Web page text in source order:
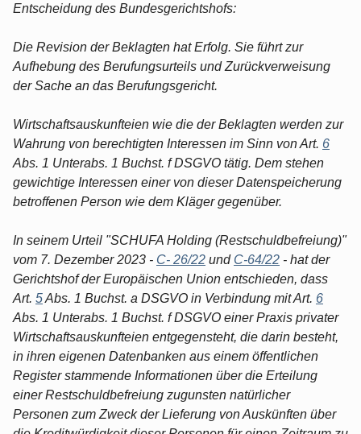
Entscheidung des Bundesgerichtshofs:
Die Revision der Beklagten hat Erfolg. Sie führt zur
Aufhebung des Berufungsurteils und Zurückverweisung
der Sache an das Berufungsgericht.
Wirtschaftsauskunfteien wie die der Beklagten werden zur
Wahrung von berechtigten Interessen im Sinn von Art. 6
Abs. 1 Unterabs. 1 Buchst. f DSGVO tätig. Dem stehen
gewichtige Interessen einer von dieser Datenspeicherung
betroffenen Person wie dem Kläger gegenüber.
In seinem Urteil "SCHUFA Holding (Restschuldbefreiung)"
vom 7. Dezember 2023 - C- 26/22 und C-64/22 - hat der
Gerichtshof der Europäischen Union entschieden, dass
Art. 5Abs. 1 Buchst. a DSGVO in Verbindung mit Art. 6
Abs. 1 Unterabs. 1 Buchst. f DSGVO einer Praxis privater
Wirtschaftsauskunfteien entgegensteht, die darin besteht,
in ihren eigenen Datenbanken aus einem öffentlichen
Register stammende Informationen über die Erteilung
einer Restschuldbefreiung zugunsten natürlicher
Personen zum Zweck der Lieferung von Auskünften über